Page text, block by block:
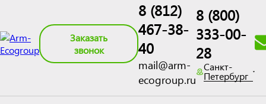
Заказать
звонок
8 (812)
467-38-
40
mail@arm-
ecogroup.ru
8 (800)
333-00-
28
Санкт-
Петербург